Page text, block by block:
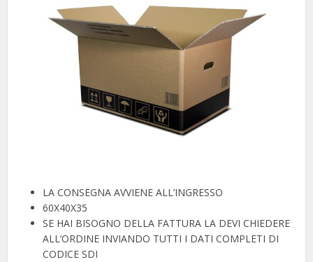
LA CONSEGNA AVVIENE ALL’INGRESSO
60X40X35
SE HAI BISOGNO DELLA FATTURA LA DEVI CHIEDERE
ALL’ORDINE INVIANDO TUTTI I DATI COMPLETI DI
CODICE SDI